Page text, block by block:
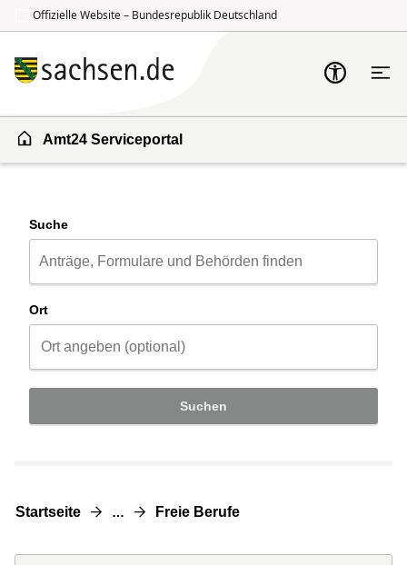
Offizielle Website – Bundesrepublik Deutschland
Amt24 Serviceportal
Suche
Ort
Suchen
Startseite … Freie Berufe